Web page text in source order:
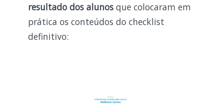
resultado dos alunosque colocaram em
prática os conteúdos do checklist
definitivo: